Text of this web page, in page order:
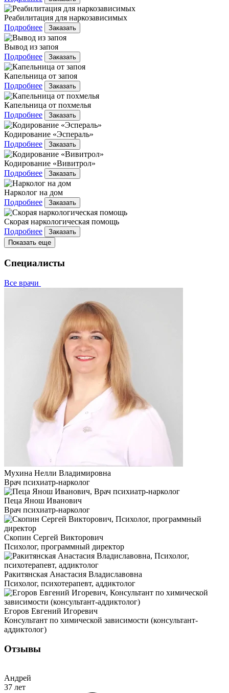
Реабилитация для наркозависимых
Подробнее
Заказать
Вывод из запоя
Подробнее
Заказать
Капельница от запоя
Подробнее
Заказать
Капельница от похмелья
Подробнее
Заказать
Кодирование «Эспераль»
Подробнее
Заказать
Кодирование «Вивитрол»
Подробнее
Заказать
Нарколог на дом
Подробнее
Заказать
Скорая наркологическая помощь
Подробнее
Заказать
Показать еще
Специалисты
Все врачи
Мухина Нелли Владимировна
Врач психиатр-нарколог
Пеца Янош Иванович
Врач психиатр-нарколог
Скопин Сергей Викторович
Психолог, программный директор
Ракитянская Анастасия Владиславовна
Психолог, психотерапевт, аддиктолог
Егоров Евгений Игоревич
Консультант по химической зависимости (консультант-
аддиктолог)
Отзывы
Андрей
37 лет